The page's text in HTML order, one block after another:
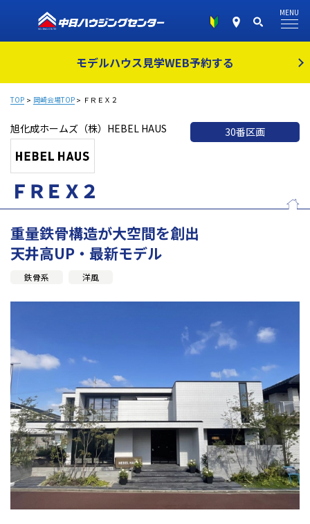
モデルハウス見学WEB予約する
MENU
TOP 岡崎会場TOP ＦＲＥＸ２
旭化成ホームズ（株）HEBEL HAUS 30番区画
ＦＲＥＸ２
重量鉄骨構造が大空間を創出
天井高UP・最新モデル
鉄骨系 洋風